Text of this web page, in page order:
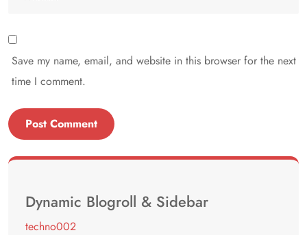
Save my name, email, and website in this browser for the next
time I comment.
Dynamic Blogroll & Sidebar
techno002